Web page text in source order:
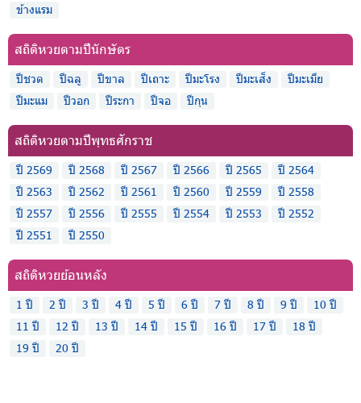
ข้างแรม
สถิติหวยตามปีนักษัตร
ปีชวด ปีฉลู ปีขาล ปีเถาะ ปีมะโรง ปีมะเส็ง
ปีมะเมีย
ปีมะแม
ปีวอก ปีระกา ปีจอ ปีกุน
สถิติหวยตามปีพุทธศักราช
ปี 2569 ปี 2568 ปี 2567 ปี 2566 ปี 2565
ปี 2564
ปี 2563
ปี 2562 ปี 2561 ปี 2560 ปี 2559
ปี 2558
ปี 2557
ปี 2556 ปี 2555 ปี 2554 ปี 2553
ปี 2552
ปี 2551
ปี 2550
สถิติหวยย้อนหลัง
1 ปี 2 ปี 3 ปี 4 ปี 5 ปี 6 ปี 7 ปี 8 ปี 9 ปี
10 ปี
11 ปี
12 ปี 13 ปี 14 ปี 15 ปี 16 ปี 17 ปี
18 ปี
19 ปี
20 ปี